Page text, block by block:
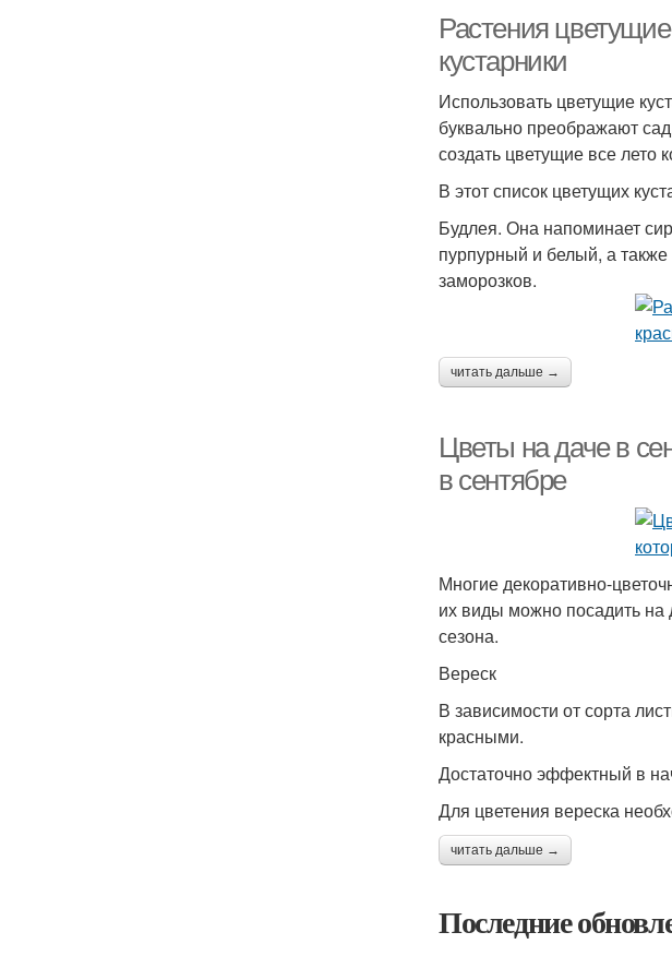
Растения
кустарники
Использовать цветущие
буквально преображают
создать цветущие все лето
В этот список цветущих
Будлея. Она напоминает
пурпурный и белый, а также
заморозков.
читать дальше →
Цветы на даче в
в сентябре
Многие декоративно-
их виды можно посадить на
сезона.
Вереск
В зависимости от сорта
красными.
Достаточно эффектный в
Для цветения вереска
читать дальше →
Последние